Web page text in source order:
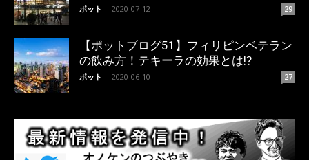
ポット - 2020-07-12 29
【ポットブログ51】フィリピンベテラン
の飲み方！テキーラの効果とは!?
ポット - 2020-06-10 27